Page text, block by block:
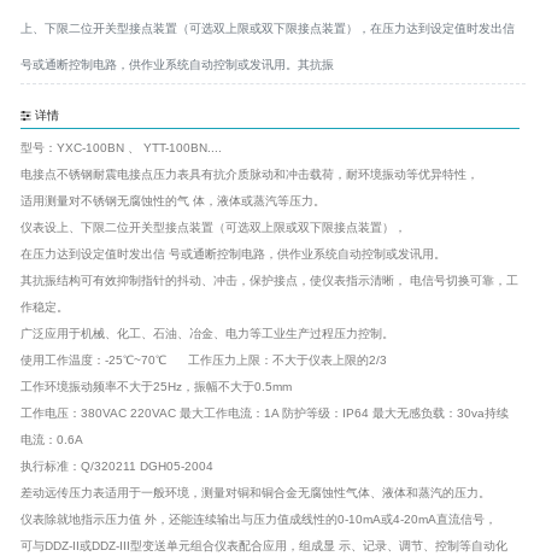
上、下限二位开关型接点装置（可选双上限或双下限接点装置），在压力达到设定值时发出信
号或通断控制电路，供作业系统自动控制或发讯用。其抗振
详情
型号：YXC-100BN 、 YTT-100BN....
电接点不锈钢耐震电接点压力表具有抗介质脉动和冲击载荷，耐环境振动等优异特性，
适用测量对不锈钢无腐蚀性的气 体，液体或蒸汽等压力。
仪表设上、下限二位开关型接点装置（可选双上限或双下限接点装置），
在压力达到设定值时发出信 号或通断控制电路，供作业系统自动控制或发讯用。
其抗振结构可有效抑制指针的抖动、冲击，保护接点，使仪表指示清晰， 电信号切换可靠，工
作稳定。
广泛应用于机械、化工、石油、冶金、电力等工业生产过程压力控制。
使用工作温度：-25℃~70℃ 工作压力上限：不大于仪表上限的2/3
工作环境振动频率不大于25Hz，振幅不大于0.5mm
工作电压：380VAC 220VAC 最大工作电流：1A 防护等级：IP64 最大无感负载：30va持续
电流：0.6A
执行标准：Q/320211 DGH05-2004
差动远传压力表适用于一般环境，测量对铜和铜合金无腐蚀性气体、液体和蒸汽的压力。
仪表除就地指示压力值 外，还能连续输出与压力值成线性的0-10mA或4-20mA直流信号，
可与DDZ-II或DDZ-III型变送单元组合仪表配合应用，组成显 示、记录、调节、控制等自动化